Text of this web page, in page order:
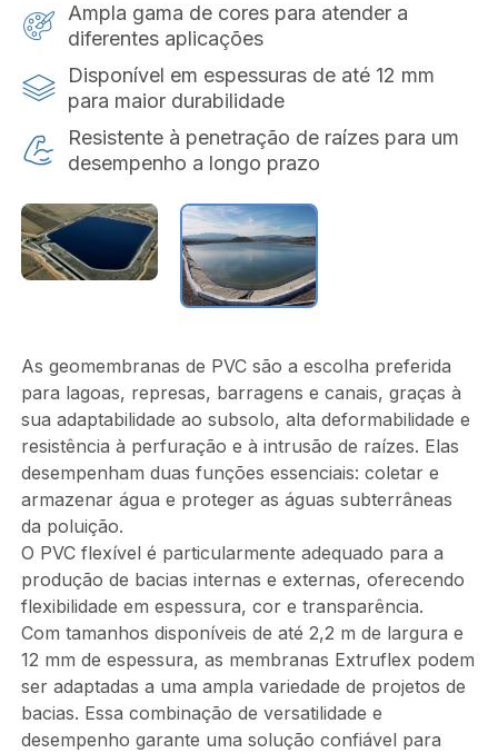
Ampla gama de cores para atender a
diferentes aplicações
Disponível em espessuras de até 12 mm
para maior durabilidade
Resistente à penetração de raízes para um
desempenho a longo prazo
As geomembranas de PVC são a escolha preferida
para lagoas, represas, barragens e canais, graças à
sua adaptabilidade ao subsolo, alta deformabilidade e
resistência à perfuração e à intrusão de raízes. Elas
desempenham duas funções essenciais: coletar e
armazenar água e proteger as águas subterrâneas
da poluição.
O PVC flexível é particularmente adequado para a
produção de bacias internas e externas, oferecendo
flexibilidade em espessura, cor e transparência.
Com tamanhos disponíveis de até 2,2 m de largura e
12 mm de espessura, as membranas Extruflex podem
ser adaptadas a uma ampla variedade de projetos de
bacias. Essa combinação de versatilidade e
desempenho garante uma solução confiável para